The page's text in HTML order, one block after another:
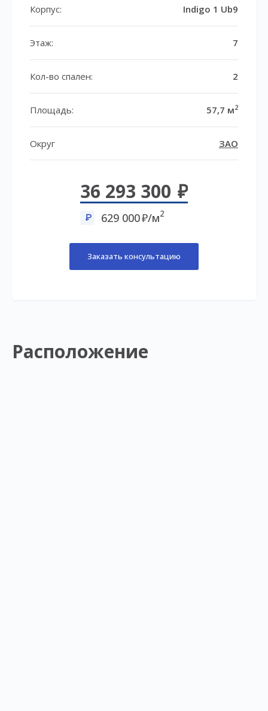
Корпус: Indigo 1 Ub9
Этаж: 7
Кол-во спален: 2
Площадь: 57,7 м2
Округ ЗАО
36 293 300
629 000 /м2
Заказать консультацию
Расположение